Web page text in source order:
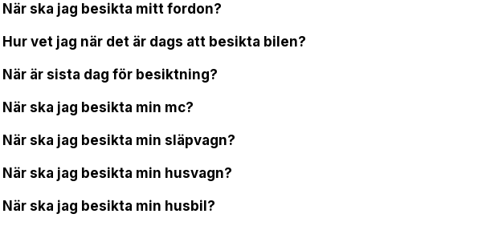
När ska jag besikta mitt fordon?
Hur vet jag när det är dags att besikta bilen?
När är sista dag för besiktning?
När ska jag besikta min mc?
När ska jag besikta min släpvagn?
När ska jag besikta min husvagn?
När ska jag besikta min husbil?